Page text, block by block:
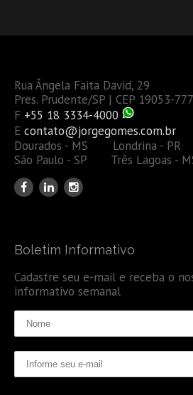
Rua Ângela Faita David, 29
Pres. Prudente/SP | CEP 19053-777
F +55 18 3334-4000
E contato@jorgegomes.com.br
Dourados - MS Londrina -
São Paulo - SP Três Lagoas -
Boletim Informativo
Cadastre seu e-mail e receba o
informativo semanal